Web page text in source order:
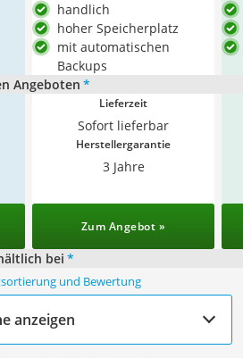
handlich
hoher Speicherplatz
mit automatischen
Backups
Angeboten *
Lieferzeit
Sofort lieferbar
Herstellergarantie
3 Jahre
Zum Angebot »
bei *
und Bewertung
anzeigen